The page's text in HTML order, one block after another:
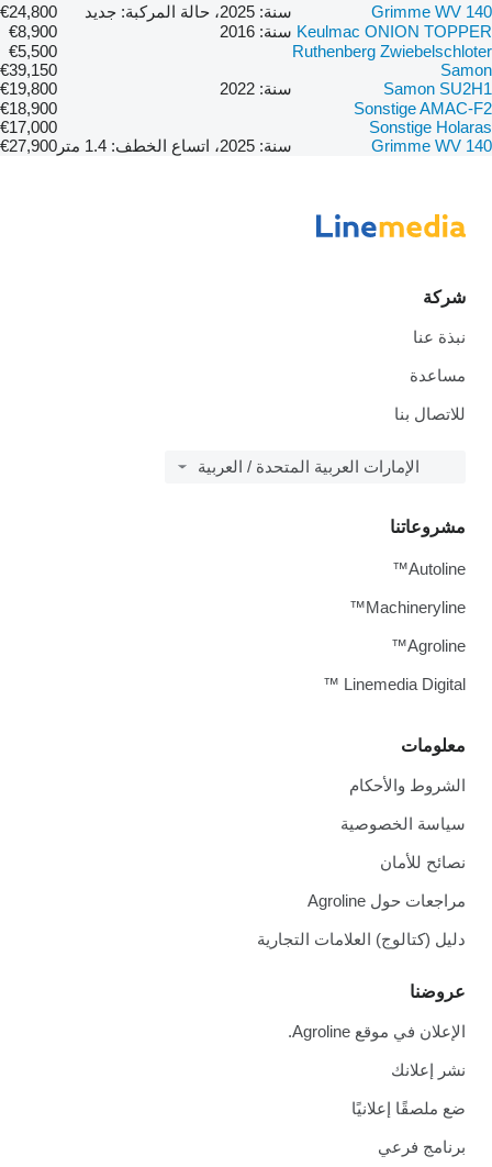
Grimme WV 140 سنة: 2025، حالة المركبة: جديد
€24,800
Keulmac ONION TOPPER سنة: 2016
€8,900
Ruthenberg Zwiebelschloter
€5,500
Samon
€39,150
Samon SU2H1
سنة: 2022
€19,800
Sonstige AMAC-F2
€18,900
Sonstige Holaras
€17,000
Grimme WV 140
سنة: 2025، اتساع الخطف: 1.4 متر €27,900
شركة
نبذة عنا
مساعدة
للاتصال بنا
الإمارات العربية المتحدة / العربية
معلومات
الشروط والأحكام
سياسة الخصوصية
نصائح للأمان
مراجعات حول Agroline
دليل (كتالوج) العلامات التجارية
عروضنا
الإعلان في موقع Agroline.
نشر إعلانك
ضع ملصقًا إعلانيًا
برنامج فرعي
مشروعاتنا
Autoline™
Machineryline™
Agroline™
Linemedia Digital ™